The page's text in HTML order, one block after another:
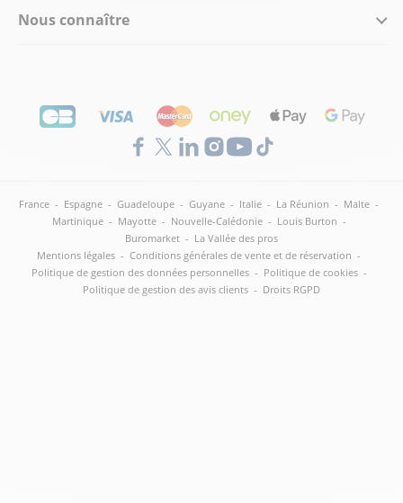
Nous connaître
France - Espagne - Guadeloupe - Guyane - Italie - La Réunion - Malte -
Martinique - Mayotte - Nouvelle-Calédonie - Louis Burton -
Buromarket - La Vallée des pros
Mentions légales - Conditions générales de vente et de réservation -
Politique de gestion des données personnelles - Politique de cookies -
Politique de gestion des avis clients - Droits RGPD